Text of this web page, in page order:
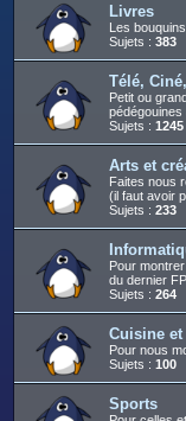
Livres
Les
Sujets : 383
Télé,
Petit ou
pédégouines
Sujets : 1245
Arts et
Faites nous
(il faut avoir
Sujets : 233
Pour
du dernier
Sujets : 264
Cuisine et
Pour nous
Sujets : 100
Sports